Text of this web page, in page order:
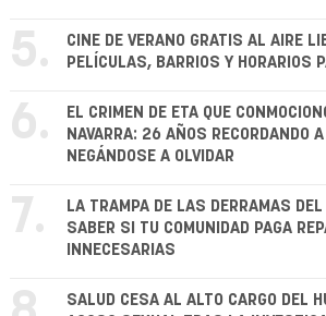
5.
CINE DE VERANO GRATIS AL AIRE
PELÍCULAS, BARRIOS Y HORARIOS
6.
EL CRIMEN DE ETA QUE
NAVARRA: 26 AÑOS RECORDANDO
NEGÁNDOSE A OLVIDAR
7.
LA TRAMPA DE LAS DERRAMAS
SABER SI TU COMUNIDAD PAGA
INNECESARIAS
SALUD CESA AL ALTO CARGO DEL